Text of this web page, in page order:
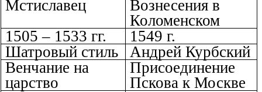
Мстиславец
Вознесения в
Коломенском
1505 – 1533 гг.
1549 г.
Шатровый стиль
Андрей Курбский
Венчание на
царство
Присоединение
Пскова к Москве